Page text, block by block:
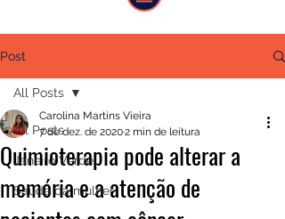
Post
All Posts
Janeiro Verde
Saúde da mulher
All Posts
Quimioterapia pode alterar a
memória e a atenção de
Carolina Martins Vieira
7 de dez. de 20202 min de leitura